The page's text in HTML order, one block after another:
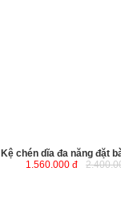
Kệ chén dĩa đa năng đặt
1.560.000 đ